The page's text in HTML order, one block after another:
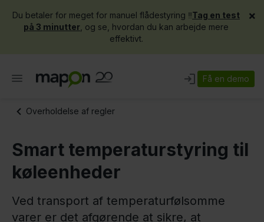
Du betaler for meget for manuel flådestyring ‼️Tag en test
på 3 minutter , og se, hvordan du kan arbejde mere
effektivt.
×
Få en demo
Overholdelse af regler
Smart temperaturstyring til
køleenheder
Ved transport af temperaturfølsomme
varer er det afgørende at sikre, at